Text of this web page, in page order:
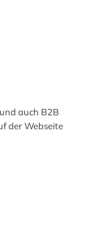
auch B2B
der Webseite